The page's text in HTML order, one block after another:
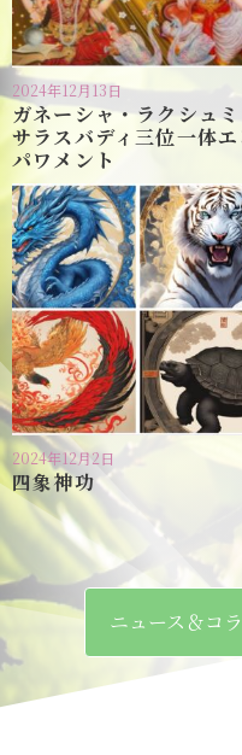
2024年12月13日
ガネーシャ・ラクシュミ
サラスバディ三位一体エ
パワメント
2024年12月2日
四象神功
ニュース＆コ